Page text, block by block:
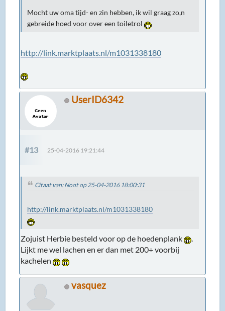
Mocht uw oma tijd- en zin hebben, ik wil graag zo,n
gebreide hoed voor over een toiletrol
http://link.marktplaats.nl/m1031338180
UserID6342
#13 25-04-2016 19:21:44
Citaat van: Noot op 25-04-2016 18:00:31
http://link.marktplaats.nl/m1031338180
Zojuist Herbie besteld voor op de hoedenplank
.
Lijkt me wel lachen en er dan met 200+ voorbij
kachelen
vasquez